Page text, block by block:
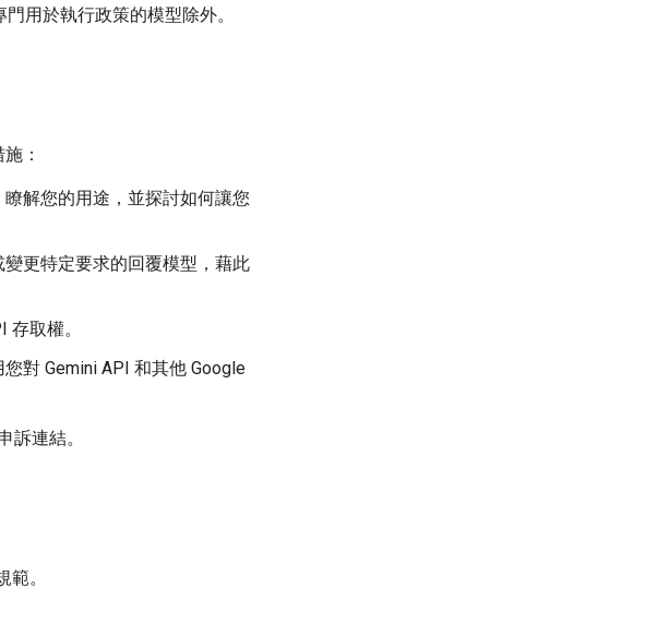
用於執行政策的模型除外。
：
解您的用途，並探討如何讓您
更特定要求的回覆模型，藉此
取權。
對 Gemini API 和其他 Google
訴連結。
。